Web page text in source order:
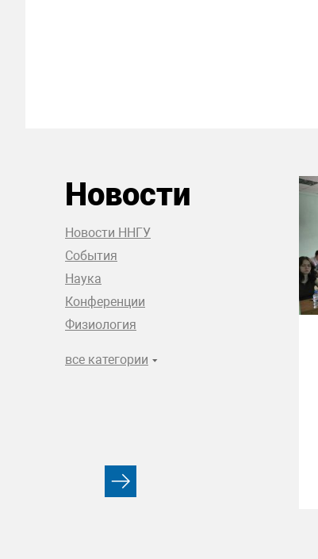
Новости
Новости ННГУ
События
Наука
Конференции
Физиология
все категории